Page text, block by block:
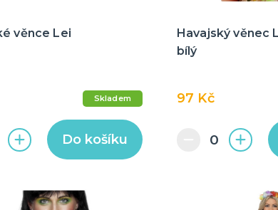
věnce Lei
Skladem
Do košíku
Havajský věnec
bílý
97 Kč